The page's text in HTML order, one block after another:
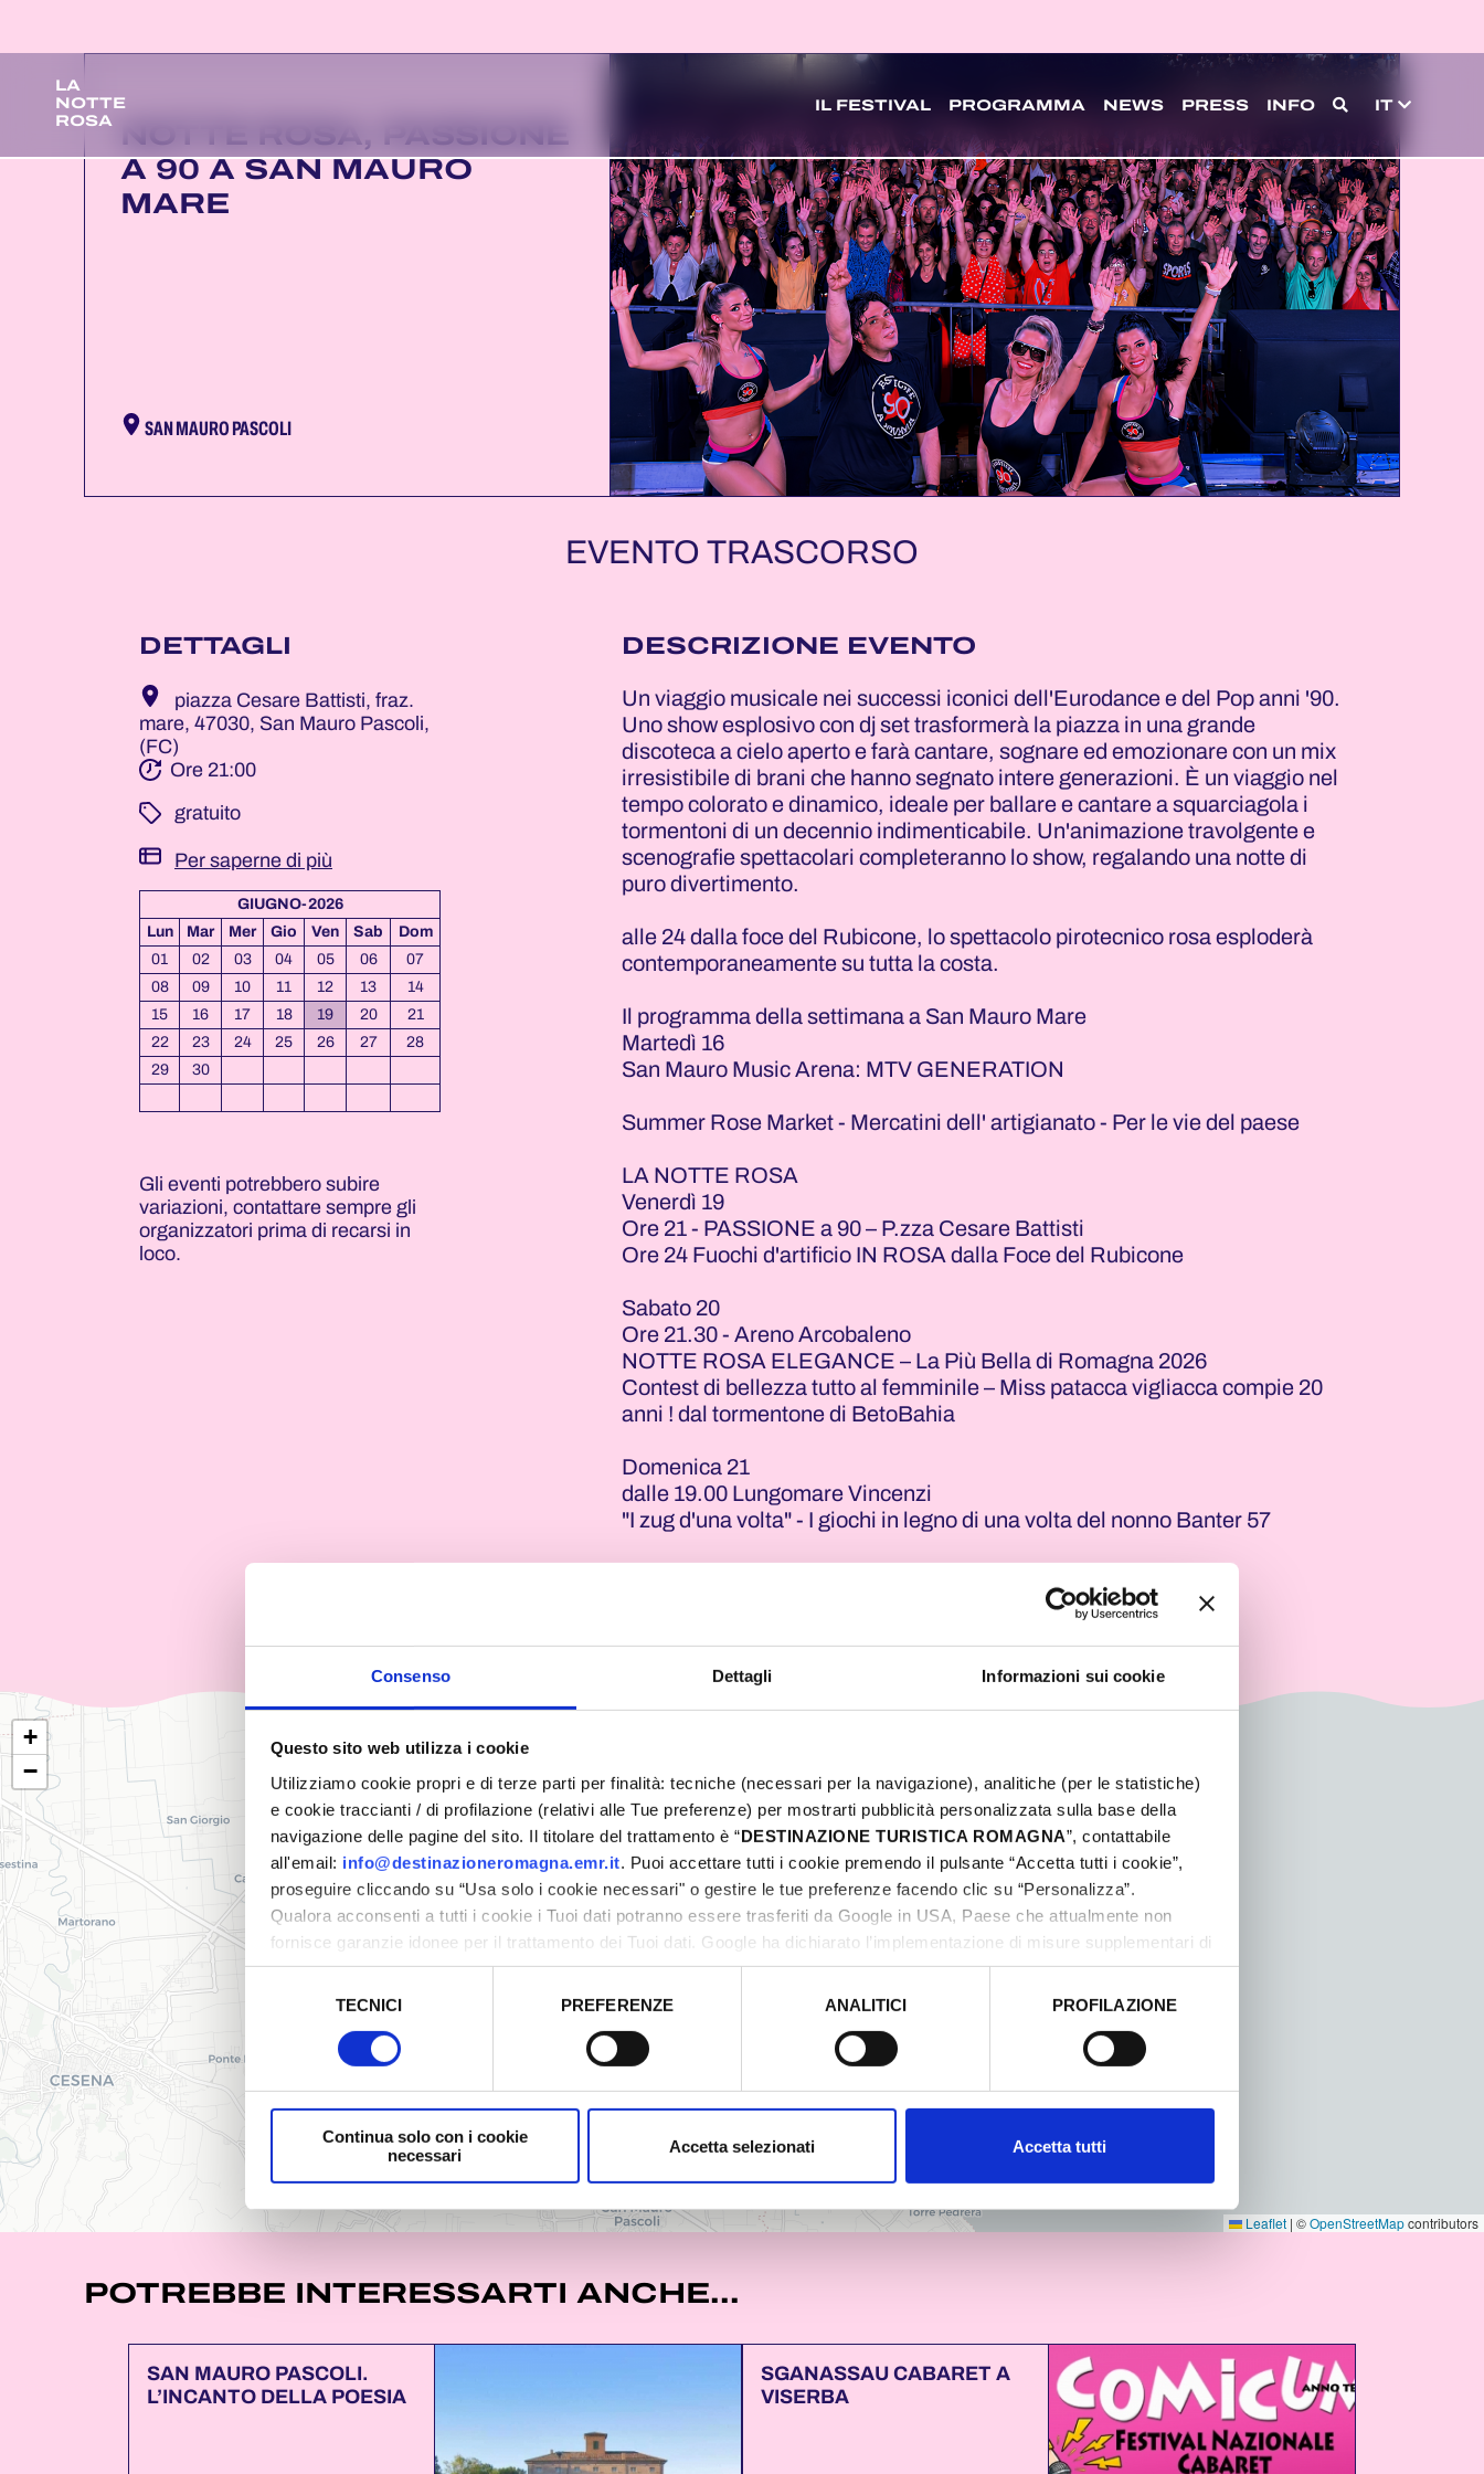
Consenso Dettagli Informazioni sui cookie
Questo sito web utilizza i cookie
Utilizziamo cookie propri e di terze parti per finalità: tecniche (necessari per la navigazione), analitiche (per le statistiche)
e cookie traccianti / di profilazione (relativi alle Tue preferenze) per mostrarti pubblicità personalizzata sulla base della
navigazione delle pagine del sito. Il titolare del trattamento è “DESTINAZIONE TURISTICA ROMAGNA”, contattabile
all'email: info@destinazioneromagna.emr.it. Puoi accettare tutti i cookie premendo il pulsante “Accetta tutti i cookie”,
proseguire cliccando su “Usa solo i cookie necessari" o gestire le tue preferenze facendo clic su “Personalizza”.
Qualora acconsenti a tutti i cookie i Tuoi dati potranno essere trasferiti da Google in USA, Paese che attualmente non
fornisce garanzie idonee per il trattamento dei Tuoi dati. Google ha dichiarato l’implementazione di misure supplementari di
sicurezza a Tutela dei navigatori, che abbiamo valutato essere sufficienti.
TECNICI PREFERENZE ANALITICI PROFILAZIONE
Continua solo con i cookie
necessari
Accetta selezionati Accetta tutti
LA
NOTTE
ROSA
IL FESTIVAL PROGRAMMA NEWS PRESS INFO IT
NOTTE ROSA, PASSIONE
A 90 A SAN MAURO
MARE
SAN MAURO PASCOLI
EVENTO TRASCORSO
DETTAGLI
piazza Cesare Battisti, fraz.
mare, 47030, San Mauro Pascoli,
(FC)
Ore 21:00
­ gratuito
Per saperne di più
GIUGNO-2026
Lun
Mar Mer Gio Ven Sab
Dom
01
02 03 04 05 06
07
08
09 10 11 12 13
14
15
16 17 18 19 20
21
22
23 24 25 26 27
28
29
30
Gli eventi potrebbero subire
variazioni, contattare sempre gli
organizzatori prima di recarsi in
loco.
DESCRIZIONE EVENTO
Un viaggio musicale nei successi iconici dell'Eurodance e del Pop anni '90.
Uno show esplosivo con dj set trasformerà la piazza in una grande
discoteca a cielo aperto e farà cantare, sognare ed emozionare con un mix
irresistibile di brani che hanno segnato intere generazioni. È un viaggio nel
tempo colorato e dinamico, ideale per ballare e cantare a squarciagola i
tormentoni di un decennio indimenticabile. Un'animazione travolgente e
scenografie spettacolari completeranno lo show, regalando una notte di
puro divertimento.
alle 24 dalla foce del Rubicone, lo spettacolo pirotecnico rosa esploderà
contemporaneamente su tutta la costa.
Il programma della settimana a San Mauro Mare
Martedì 16
San Mauro Music Arena: MTV GENERATION
Summer Rose Market - Mercatini dell' artigianato - Per le vie del paese
LA NOTTE ROSA
Venerdì 19
Ore 21 - PASSIONE a 90 – P.zza Cesare Battisti
Ore 24 Fuochi d'artificio IN ROSA dalla Foce del Rubicone
Sabato 20
Ore 21.30 - Areno Arcobaleno
NOTTE ROSA ELEGANCE – La Più Bella di Romagna 2026
Contest di bellezza tutto al femminile – Miss patacca vigliacca compie 20
anni ! dal tormentone di BetoBahia
Domenica 21
dalle 19.00 Lungomare Vincenzi
"I zug d'una volta" - I giochi in legno di una volta del nonno Banter 57
+
−
Leaflet | ©OpenStreetMapcontributors
POTREBBE INTERESSARTI ANCHE...
SAN MAURO PASCOLI.
L’INCANTO DELLA POESIA
SGANASSAU CABARET A
VISERBA